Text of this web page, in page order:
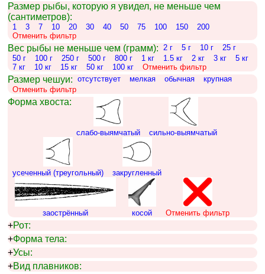
Размер рыбы, которую я увидел, не меньше чем
(сантиметров):
1 3 7 10 20 30 40 50 75 100 150
200
Отменить фильтр
Вес рыбы не меньше чем (грамм): 2 г 5 г 10 г
25 г
50 г
100 г 250 г 500 г 800 г 1 кг 1.5 кг 2 кг 3 кг
5 кг
7 кг
10 кг 15 кг 50 кг 100 кг Отменить фильтр
Размер чешуи: отсутствует мелкая обычная
крупная
Отменить фильтр
Форма хвоста:
слабо-выямчатый сильно-выямчатый
усеченный (треугольный) закругленный
заострённый косой Отменить фильтр
+Рот:
+Форма тела:
+Усы:
+Вид плавников: